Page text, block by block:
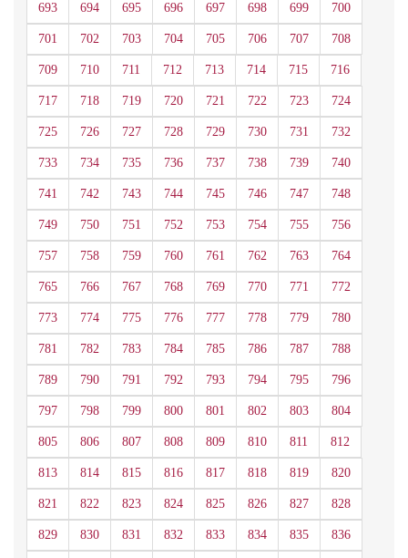
693 694 695 696 697 698 699 700
701 702 703 704 705 706 707 708
709 710 711 712 713 714 715 716
717 718 719 720 721 722 723 724
725 726 727 728 729 730 731 732
733 734 735 736 737 738 739 740
741 742 743 744 745 746 747 748
749 750 751 752 753 754 755 756
757 758 759 760 761 762 763 764
765 766 767 768 769 770 771 772
773 774 775 776 777 778 779 780
781 782 783 784 785 786 787 788
789 790 791 792 793 794 795 796
797 798 799 800 801 802 803 804
805 806 807 808 809 810 811 812
813 814 815 816 817 818 819 820
821 822 823 824 825 826 827 828
829 830 831 832 833 834 835 836